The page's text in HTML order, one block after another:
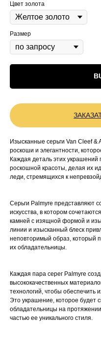
Цвет золота
Размер
Изысканные серьги Van Cleef
роскоши и элегантности,
Каждая деталь этих украшений
роскошной красоты, делая их
леди, стремящихся к
Серьги Palmyre представляют
искусства, в котором
камней с изящной формой и
линии и изысканный блеск
неповторимый образ, который
их обладательницы.
Каждая пара серег Palmyre
высококачественных
технологий, чтобы обеспечить
Это украшение, которое будет
обладательницы на
частью ее уникального стиля.